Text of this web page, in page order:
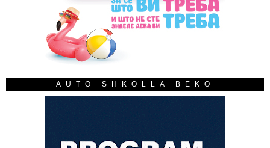
AUTO SHKOLLA BEKO